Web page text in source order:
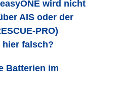
wird nicht
AIS oder der
PRO)
hier falsch?
Batterien im